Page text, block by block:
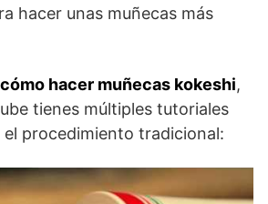
hacer unas muñecas más
cómo hacer muñecas kokeshi,
tienes múltiples tutoriales
procedimiento tradicional: